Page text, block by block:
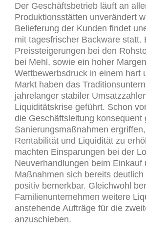
Der Geschäftsbetrieb läuft an
Produktionsstätten unverändert
Belieferung der Kunden findet
mit tagesfrischer Backware statt.
Preissteigerungen bei den
bei Mehl, sowie ein hoher
Wettbewerbsdruck in einem hart
Markt haben das
jahrelanger stabiler
Liquiditätskrise geführt. Schon
die Geschäftsleitung konsequent
Sanierungsmaßnahmen
Rentabilität und Liquidität zu
machten Einsparungen bei der
Neuverhandlungen beim Einkauf
Maßnahmen sich bereits
positiv bemerkbar. Gleichwohl
Familienunternehmen weitere
anstehende Aufträge für die
anzuschieben.